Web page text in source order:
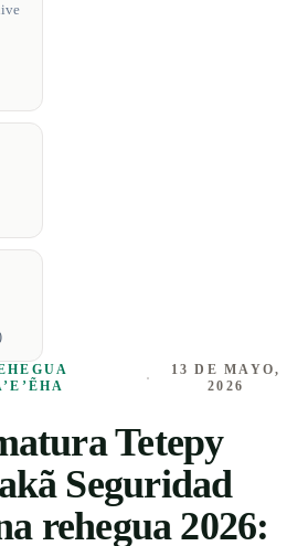
·
13 DE MAYO,
2026
Tetepy
Seguridad
rehegua 2026: